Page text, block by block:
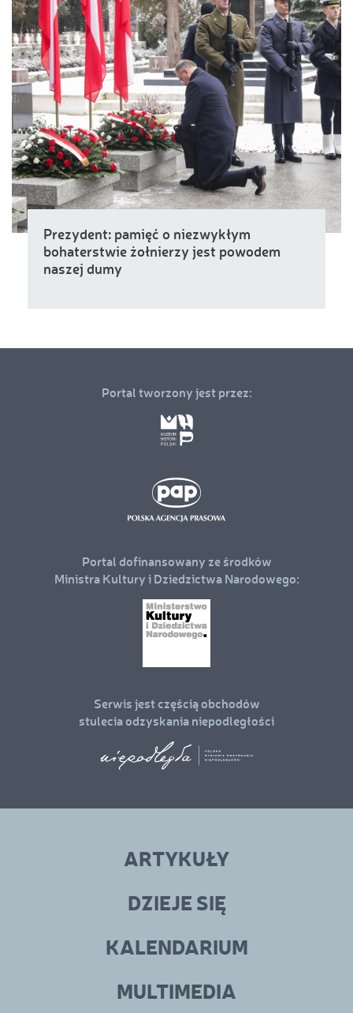
Prezydent: pamięć o niezwykłym
bohaterstwie żołnierzy jest powodem
naszej dumy
Portal tworzony jest przez:
Portal dofinansowany ze środków
Ministra Kultury i Dziedzictwa Narodowego:
Serwis jest częścią obchodów
stulecia odzyskania niepodległości
ARTYKUŁY
DZIEJE SIĘ
KALENDARIUM
MULTIMEDIA